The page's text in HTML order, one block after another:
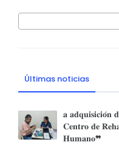
Últimas noticias
𝐚 𝐚𝐝𝐪𝐮𝐢𝐬𝐢𝐜𝐢𝐨́𝐧
𝐂𝐞𝐧𝐭𝐫𝐨 𝐝𝐞
𝐇𝐮𝐦𝐚𝐧𝐨❞